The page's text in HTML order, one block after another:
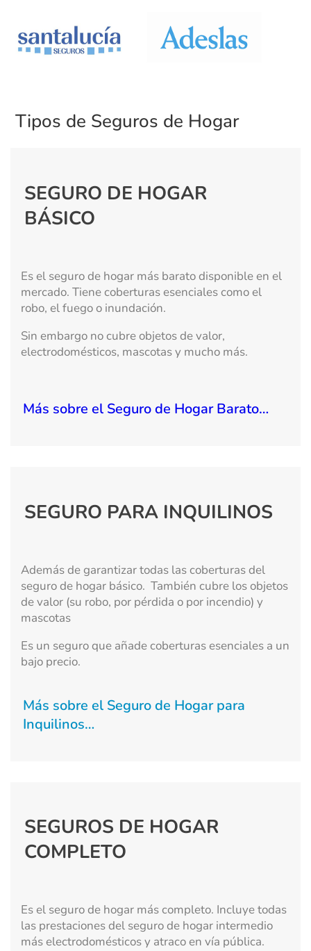
Tipos de Seguros de Hogar
SEGURO DE HOGAR
BÁSICO
Es el seguro de hogar más barato disponible en el
mercado. Tiene coberturas esenciales como el
robo, el fuego o inundación.
Sin embargo no cubre objetos de valor,
electrodomésticos, mascotas y mucho más.
Más sobre el Seguro de Hogar Barato…
SEGURO PARA INQUILINOS
Además de garantizar todas las coberturas del
seguro de hogar básico. También cubre los objetos
de valor (su robo, por pérdida o por incendio) y
mascotas
Es un seguro que añade coberturas esenciales a un
bajo precio.
Más sobre el Seguro de Hogar para
Inquilinos…
SEGUROS DE HOGAR
COMPLETO
Es el seguro de hogar más completo. Incluye todas
las prestaciones del seguro de hogar intermedio
más electrodomésticos y atraco en vía pública.